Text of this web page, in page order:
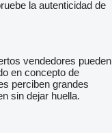
la autenticidad de
vendedores pueden
en concepto de
perciben grandes
sin dejar huella.